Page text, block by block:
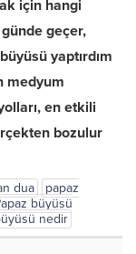
için hangi
geçer,
yaptırdım
medyum
en etkili
bozulur
dua
papaz
büyüsü
nedir